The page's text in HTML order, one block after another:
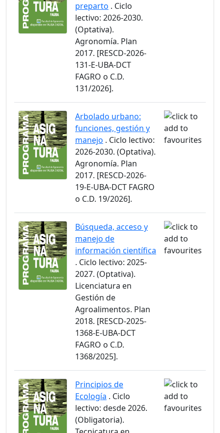
preparto . Ciclo
lectivo: 2026-2030.
(Optativa).
Agronomía. Plan
2017. [RESCD-2026-
131-E-UBA-DCT
FAGRO o C.D.
131/2026].
Arbolado urbano:
funciones, gestión y
manejo . Ciclo lectivo:
2026-2030. (Optativa).
Agronomía. Plan
2017. [RESCD-2026-
19-E-UBA-DCT FAGRO
o C.D. 19/2026].
Búsqueda, acceso y
manejo de
información científica
. Ciclo lectivo: 2025-
2027. (Optativa).
Licenciatura en
Gestión de
Agroalimentos. Plan
2018. [RESCD-2025-
1368-E-UBA-DCT
FAGRO o C.D.
1368/2025].
Principios de
Ecología . Ciclo
lectivo: desde 2026.
(Obligatoria).